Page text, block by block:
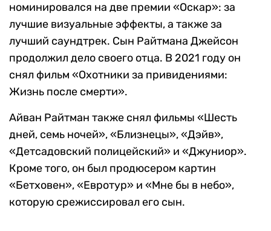
номинировался на две премии «Оскар»: за
лучшие визуальные эффекты, а также за
лучший саундтрек. Сын Райтмана Джейсон
продолжил дело своего отца. В 2021 году он
снял фильм «Охотники за привидениями:
Жизнь после смерти».
Айван Райтман также снял фильмы «Шесть
дней, семь ночей», «Близнецы», «Дэйв»,
«Детсадовский полицейский» и «Джуниор».
Кроме того, он был продюсером картин
«Бетховен», «Евротур» и «Мне бы в небо»,
которую срежиссировал его сын.